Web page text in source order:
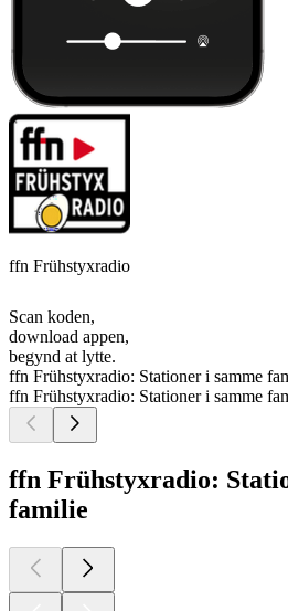
ffn Frühstyxradio
Scan koden,
download appen,
begynd at lytte.
ffn Frühstyxradio: Stationer i samme
ffn Frühstyxradio: Stationer i samme
ffn Frühstyxradio:
familie